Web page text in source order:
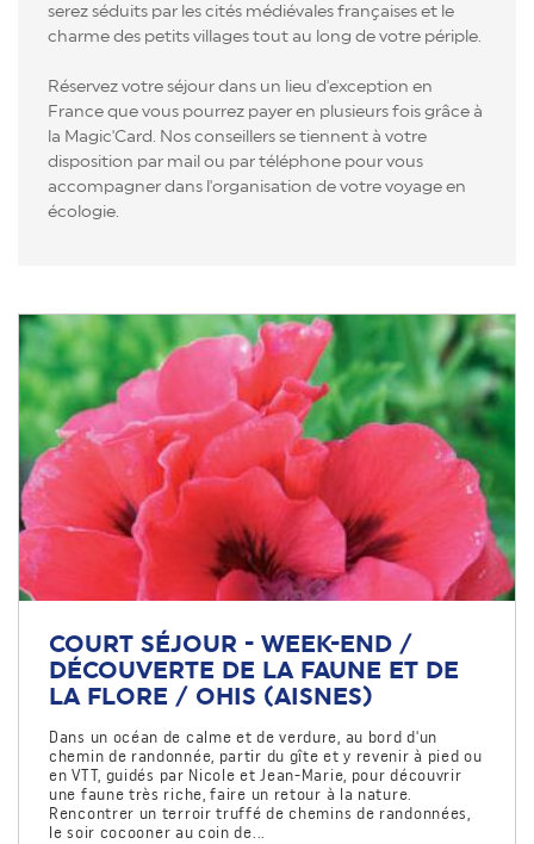
serez séduits par les cités médiévales françaises et le
charme des petits villages tout au long de votre périple.
Réservez votre séjour dans un lieu d'exception en
France que vous pourrez payer en plusieurs fois grâce à
la Magic'Card. Nos conseillers se tiennent à votre
disposition par mail ou par téléphone pour vous
accompagner dans l'organisation de votre voyage en
écologie.
COURT SÉJOUR - WEEK-END /
DÉCOUVERTE DE LA FAUNE ET DE
LA FLORE / OHIS (AISNES)
Dans un océan de calme et de verdure, au bord d'un
chemin de randonnée, partir du gîte et y revenir à pied ou
en VTT, guidés par Nicole et Jean-Marie, pour découvrir
une faune très riche, faire un retour à la nature.
Rencontrer un terroir truffé de chemins de randonnées,
le soir cocooner au coin de...